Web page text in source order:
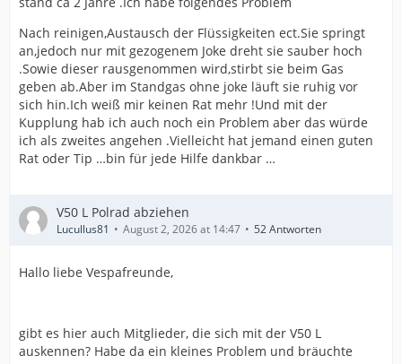
Nach reinigen,Austausch der Flüssigkeiten ect.Sie springt
an,jedoch nur mit gezogenem Joke dreht sie sauber hoch
.Sowie dieser rausgenommen wird,stirbt sie beim Gas
geben ab.Aber im Standgas ohne joke läuft sie ruhig vor
sich hin.Ich weiß mir keinen Rat mehr !Und mit der
Kupplung hab ich auch noch ein Problem aber das würde
ich als zweites angehen .Vielleicht hat jemand einen guten
Rat oder Tip …bin für jede Hilfe dankbar …
V50 L Polrad abziehen
Lucullus81 August 2, 2026 at 14:47 52 Antworten
Hallo liebe Vespafreunde,
gibt es hier auch Mitglieder, die sich mit der V50 L
auskennen? Habe da ein kleines Problem und bräuchte